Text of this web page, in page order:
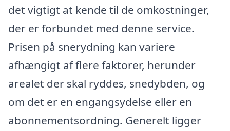
det vigtigt at kende til de omkostninger,
der er forbundet med denne service.
Prisen på snerydning kan variere
afhængigt af flere faktorer, herunder
arealet der skal ryddes, snedybden, og
om det er en engangsydelse eller en
abonnementsordning. Generelt ligger